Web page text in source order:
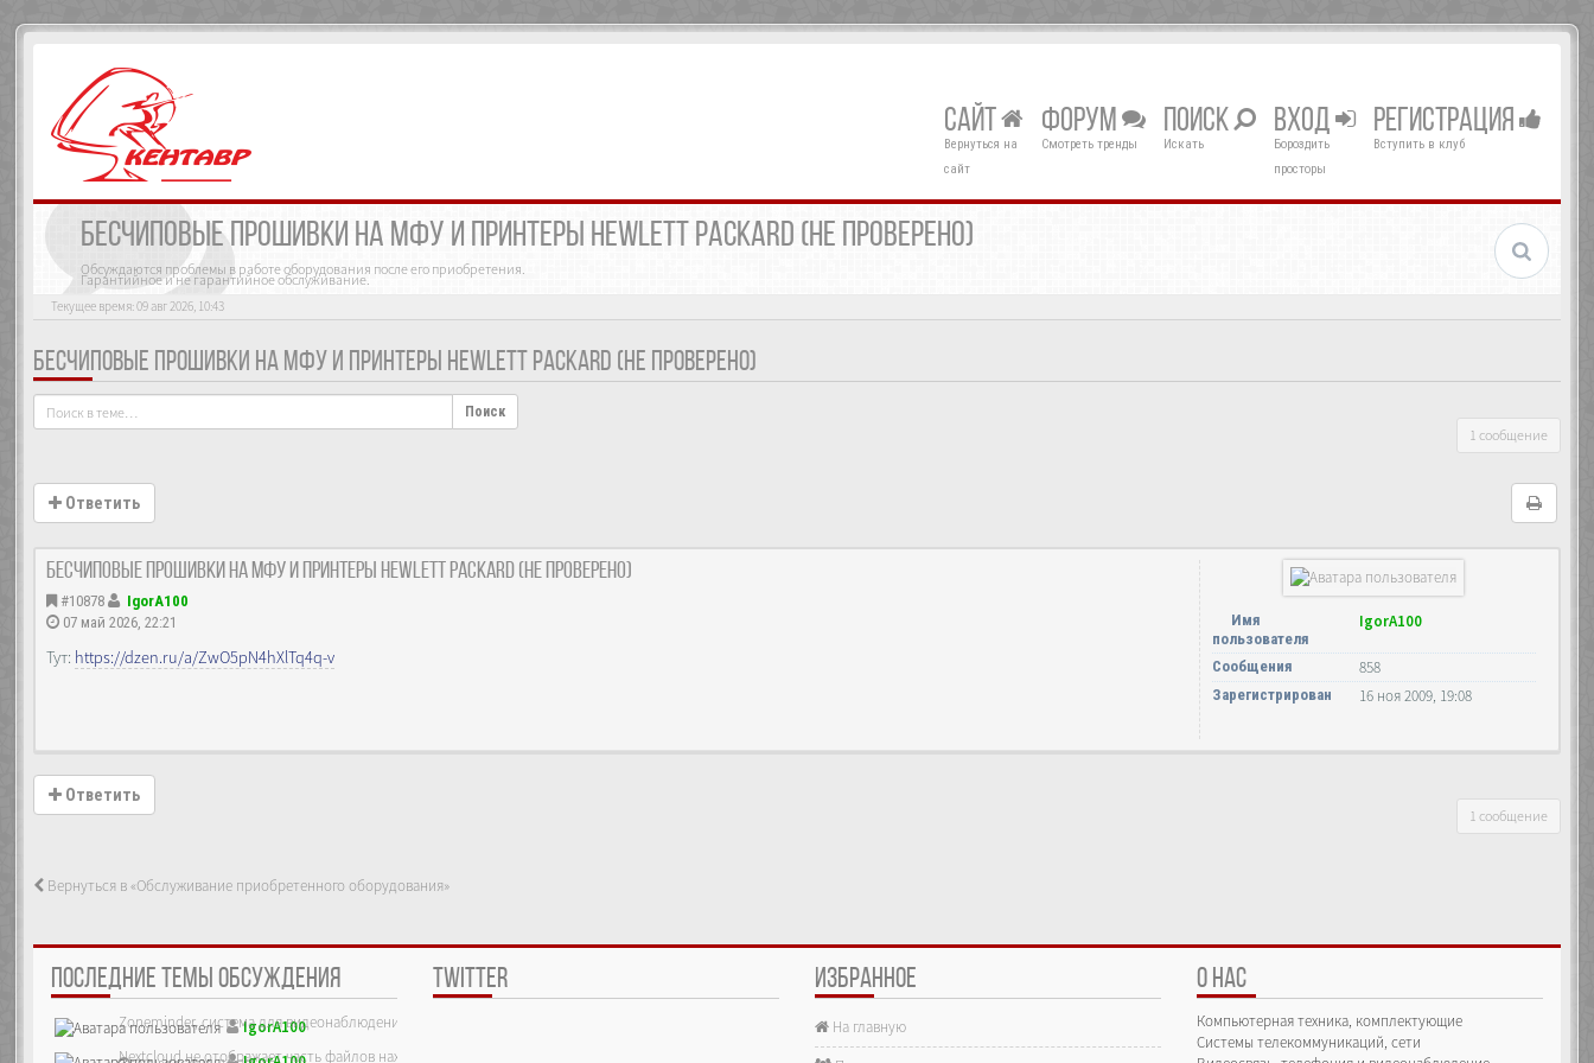
САЙТ
Вернуться на
сайт
ФОРУМ
Смотреть тренды
ПОИСК
Искать
ВХОД
Бороздить
просторы
РЕГИСТРАЦИЯ
Вступить в клуб
БЕСЧИПОВЫЕ ПРОШИВКИ НА МФУ И ПРИНТЕРЫ HEWLETT PACKARD (НЕ ПРОВЕРЕНО)
Обсуждаются проблемы в работе оборудования после его приобретения.
Гарантийное и не гарантийное обслуживание.
Текущее время: 09 авг 2026, 10:43
БЕСЧИПОВЫЕ ПРОШИВКИ НА МФУ И ПРИНТЕРЫ HEWLETT PACKARD (НЕ ПРОВЕРЕНО)
Поиск
1 сообщение
Ответить
Бесчиповые прошивки на МФУ и принтеры Hewlett Packard (не проверено)
#10878
IgorA100
07 май 2026, 22:21
Тут: https://dzen.ru/a/ZwO5pN4hXlTq4q-v
Имя
пользователя
IgorA100
Сообщения 858
Зарегистрирован 16 ноя 2009, 19:08
Ответить
1 сообщение
Вернуться в «Обслуживание приобретенного оборудования»
ПОСЛЕДНИЕ ТЕМЫ ОБСУЖДЕНИЯ
Zoneminder, система для видеонаблюдения
IgorA100
Nextcloud не отображает часть файлов находящихся на сервере.
TWITTER ИЗБРАННОЕ
На главную
О НАС
Компьютерная техника, комплектующие
Системы телекоммуникаций, сети